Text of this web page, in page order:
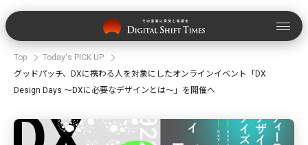
Top
Today's PICK UP
グッドパッチ、DXに携わる人を対象にしたオンラインイベント「DX
Design Days 〜DXに必要なデザインとは〜」を開催へ